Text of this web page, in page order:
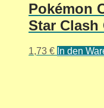
Pokémon
Star Clash
1,73 € In den